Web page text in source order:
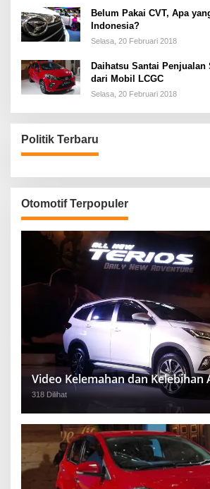
Belum Pakai CVT, Apa
Indonesia?
Selasa, 20 Februari 2018
Daihatsu Santai
dari Mobil LCGC
Selasa, 20 Februari 2018
Politik Terbaru
Otomotif Terpopuler
Video Kelemahan dan Kelebihan
318 Dilihat